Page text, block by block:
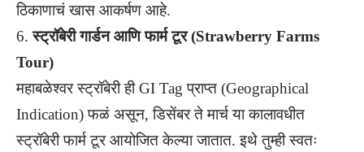
ठिकाणाचं खास आकर्षण आहे.
6.स्ट्रॉबेरी गार्डन आणि फार्म टूर (Strawberry Farms
Tour)
महाबळेश्वर स्ट्रॉबेरी ही GI Tag प्राप्त (Geographical
Indication) फळं असून, डिसेंबर ते मार्च या कालावधीत
स्ट्रॉबेरी फार्म टूर आयोजित केल्या जातात. इथे तुम्ही स्वतः